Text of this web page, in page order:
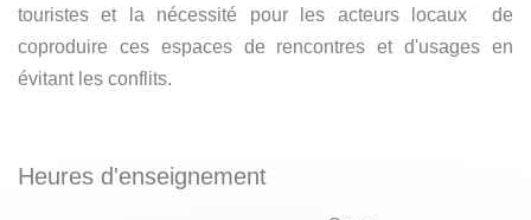
touristes et la nécessité pour les acteurs locaux de
coproduire ces espaces de rencontres et d'usages en
évitant les conflits.
Heures d'enseignement